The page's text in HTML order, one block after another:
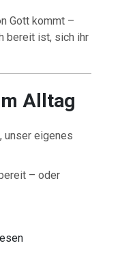
Gott kommt –
bereit ist, sich ihr
Alltag
unser eigenes
– oder